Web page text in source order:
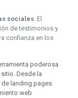
sociales: El
de testimonios y
confianza en los
poderosa
Desde la
landing pages
web